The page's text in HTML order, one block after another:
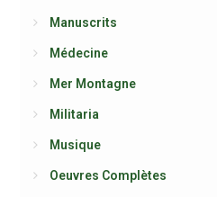
Manuscrits
Médecine
Mer Montagne
Militaria
Musique
Oeuvres Complètes